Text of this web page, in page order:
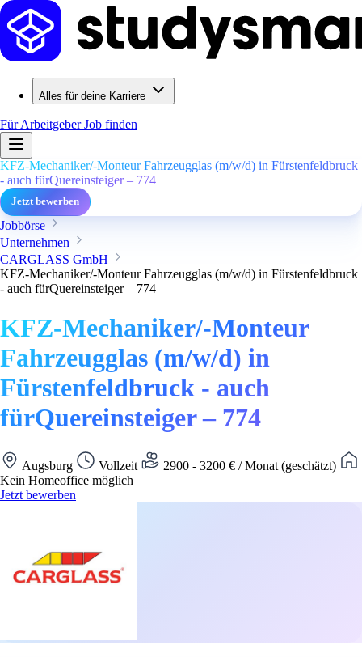
Alles für deine Karriere
Für ArbeitgeberJob finden
KFZ-Mechaniker/-Monteur Fahrzeugglas (m/w/d) in Fürstenfeldbruck
- auch fürQuereinsteiger – 774
Jetzt bewerben
Jobbörse
Unternehmen
CARGLASS GmbH
KFZ-Mechaniker/-Monteur Fahrzeugglas (m/w/d) in Fürstenfeldbruck
- auch fürQuereinsteiger – 774
KFZ-Mechaniker/-Monteur
Fahrzeugglas (m/w/d) in
Fürstenfeldbruck - auch
fürQuereinsteiger – 774
Augsburg Vollzeit
2900 - 3200 € / Monat (geschätzt)
Kein Homeoffice möglich
Jetzt bewerben